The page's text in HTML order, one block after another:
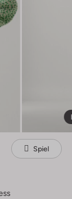
Spiel